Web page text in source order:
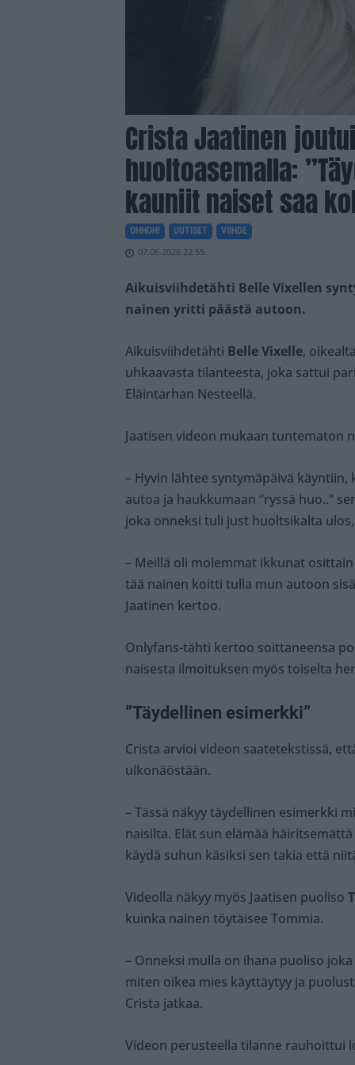
Crista Jaatinen
huoltoasemalla:
kauniit naiset saa
OHHOH! UUTISET VIIHDE
07.06.2026 22.55
Aikuisviihdetähti Belle Vixellen
nainen yritti päästä autoon.
Aikuisviihdetähti Belle Vixelle,
uhkaavasta tilanteesta, joka sattui
Eläintarhan Nesteellä.
Jaatisen videon mukaan tuntematon
– Hyvin lähtee syntymäpäivä
autoa ja haukkumaan ”ryssä huo..”
joka onneksi tuli just huoltsikalta
– Meillä oli molemmat ikkunat
tää nainen koitti tulla mun autoon
Jaatinen kertoo.
Onlyfans-tähti kertoo soittaneensa
naisesta ilmoituksen myös toiselta
”Täydellinen esimerkki”
Crista arvioi videon saatetekstissä,
ulkonäöstään.
– Tässä näkyy täydellinen esimerkki
naisilta. Elät sun elämää
käydä suhun käsiksi sen takia että
Videolla näkyy myös Jaatisen puoliso
kuinka nainen töytäisee Tommia.
– Onneksi mulla on ihana puoliso
miten oikea mies käyttäytyy ja
Crista jatkaa.
Videon perusteella tilanne rauhoittui